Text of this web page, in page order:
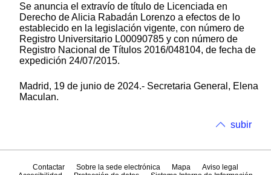
Se anuncia el extravío de título de Licenciada en
Derecho de Alicia Rabadán Lorenzo a efectos de lo
establecido en la legislación vigente, con número de
Registro Universitario L00090785 y con número de
Registro Nacional de Títulos 2016/048104, de fecha de
expedición 24/07/2015.
Madrid, 19 de junio de 2024.- Secretaria General, Elena
Maculan.
subir
Contactar Sobre la sede electrónica Mapa
Aviso legal